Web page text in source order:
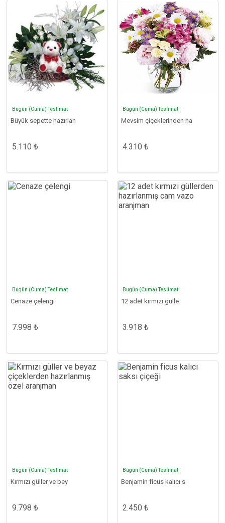
Bugün (Cuma) Teslimat
Büyük sepette hazırlan
5.110 ₺
Bugün (Cuma) Teslimat
Mevsim çiçeklerinden ha
4.310 ₺
Bugün (Cuma) Teslimat
Cenaze çelengi
7.998 ₺
Bugün (Cuma) Teslimat
12 adet kırmızı gülle
3.918 ₺
Bugün (Cuma) Teslimat
Kırmızı güller ve bey
9.798 ₺
Bugün (Cuma) Teslimat
Benjamin ficus kalıcı s
2.450 ₺